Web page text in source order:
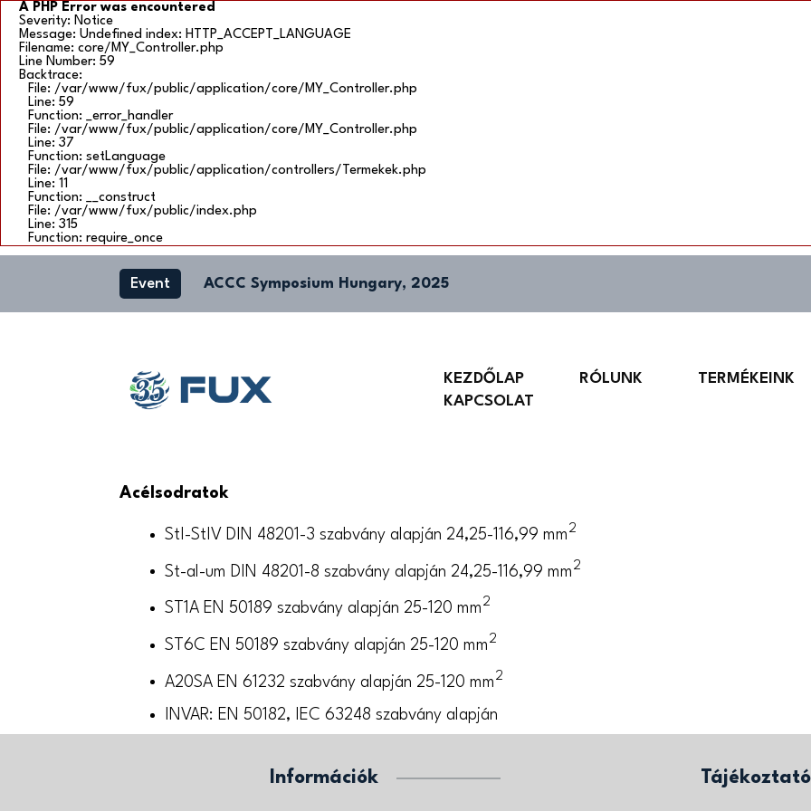
A PHP Error was encountered
Severity: Notice
Message: Undefined index: HTTP_ACCEPT_LANGUAGE
Filename: core/MY_Controller.php
Line Number: 59
Backtrace:
File: /var/www/fux/public/application/core/MY_Controller.php
Line: 59
Function: _error_handler
File: /var/www/fux/public/application/core/MY_Controller.php
Line: 37
Function: setLanguage
File: /var/www/fux/public/application/controllers/Termekek.php
Line: 11
Function: __construct
File: /var/www/fux/public/index.php
Line: 315
Function: require_once
Event ACCC Symposium Hungary, 2025
KEZDŐLAP RÓLUNK
TERMÉKEINK
KAPCSOLAT
Acélsodratok
StI-StIV DIN 48201-3 szabvány alapján 24,25-116,99 mm2
St-al-um DIN 48201-8 szabvány alapján 24,25-116,99 mm2
ST1A EN 50189 szabvány alapján 25-120 mm2
ST6C EN 50189 szabvány alapján 25-120 mm2
A20SA EN 61232 szabvány alapján 25-120 mm2
INVAR: EN 50182, IEC 63248 szabvány alapján
Információk